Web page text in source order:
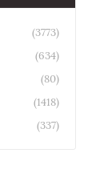
(3773)
(634)
(80)
(1418)
(337)